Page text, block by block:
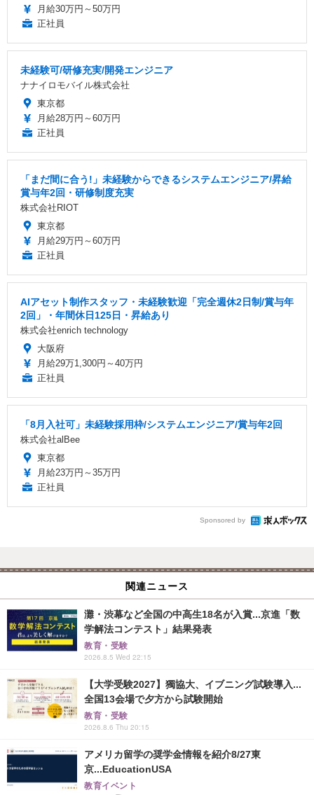
月給30万円～50万円
正社員
未経験可/研修充実/開発エンジニア
ナナイロモバイル株式会社
東京都
月給28万円～60万円
正社員
「まだ間に合う!」未経験からできるシステムエンジニア/昇給
賞与年2回・研修制度充実
株式会社RIOT
東京都
月給29万円～60万円
正社員
AIアセット制作スタッフ・未経験歓迎「完全週休2日制/賞与年
2回」・年間休日125日・昇給あり
株式会社enrich technology
大阪府
月給29万1,300円～40万円
正社員
「8月入社可」未経験採用枠/システムエンジニア/賞与年2回
株式会社alBee
東京都
月給23万円～35万円
正社員
Sponsored by
関連ニュース
灘・渋幕など全国の中高生18名が入賞...京進「数
学解法コンテスト」結果発表
教育・受験
2026.8.5 Wed 22:15
【大学受験2027】獨協大、イブニング試験導入...
全国13会場で夕方から試験開始
教育・受験
2026.8.6 Thu 20:15
アメリカ留学の奨学金情報を紹介8/27東
京...EducationUSA
教育イベント